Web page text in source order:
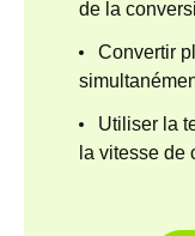
de la
Convertir
Utiliser la
la vitesse de